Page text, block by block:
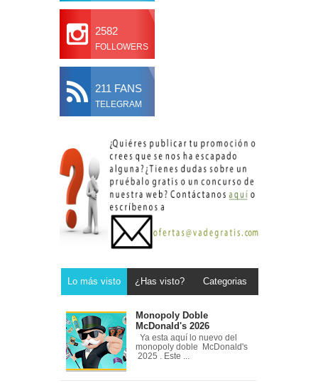
2582
FOLLOWERS
211 FANS
TELEGRAM
Lo más visto ¿Has visto? Categorias
Monopoly Doble
McDonald's 2026
Ya esta aquí lo nuevo del
monopoly doble McDonald's
2025 . Este ...